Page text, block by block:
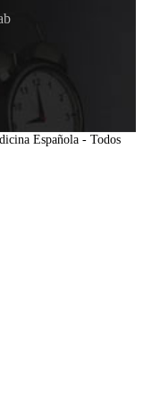
Española - Todos